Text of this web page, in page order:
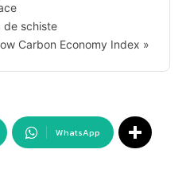
de schiste
Carbon Economy Index »
WhatsApp